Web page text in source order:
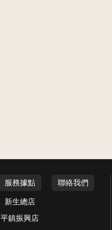
服務據點
新生總店
平鎮振興店
聯絡我們